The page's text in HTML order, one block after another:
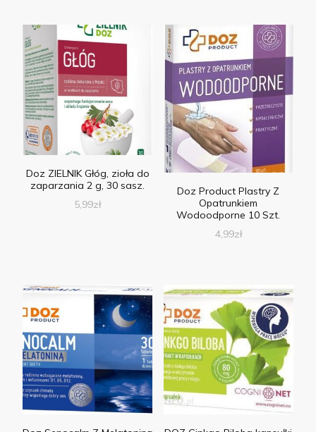
Doz ZIELNIK Głóg, zioła do
zaparzania 2 g, 30 sasz.
5,99zł
Doz Product Plastry Z
Opatrunkiem
Wodoodporne 10 Szt.
4,99zł